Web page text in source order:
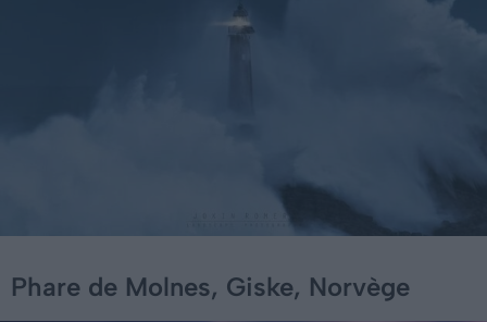
Phare de Molnes, Giske, Norvège